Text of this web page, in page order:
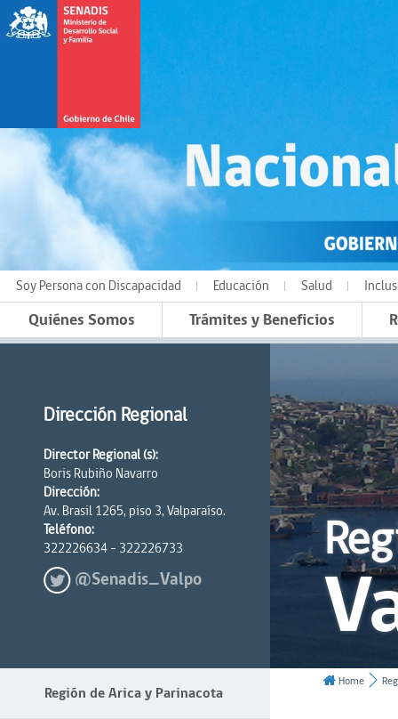
Soy Persona con Discapacidad Educación Salud
Quiénes Somos Trámites y Beneficios
Dirección Regional
Director Regional (s):
Boris Rubiño Navarro
Dirección:
Av. Brasil 1265, piso 3, Valparaíso.
Teléfono:
322226634 - 322226733
@Senadis_Valpo
Región de Arica y Parinacota
Home